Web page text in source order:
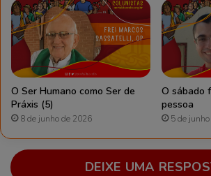
O Ser Humano como Ser de
Práxis (5)
8 de junho de 2026
O sábado
pessoa
5 de
DEIXE UMA